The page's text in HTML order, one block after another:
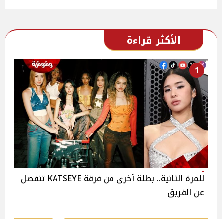
الأكثر قراءة
1
للمرة الثانية.. بطلة أخرى من فرقة KATSEYE تنفصل
عن الفريق